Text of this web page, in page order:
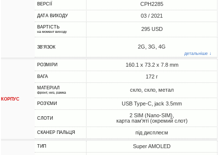
ВЕРСІЇ CPH2285
ДАТА ВИХОДУ 03 / 2021
ВАРТІСТЬ
на момент виходу 295 USD
ЗВ'ЯЗОК 2G, 3G, 4G
детальніше ↓
КОРПУС
РОЗМІРИ 160.1 x 73.2 x 7.8 mm
ВАГА 172 г
МАТЕРІАЛ
фронт, низ, рамка скло, скло, метал
РОЗ'ЄМИ USB Type-C, jack 3.5mm
СЛОТИ
2 SIM (Nano-SIM),
карта пам'яті (окремий слот)
СКАНЕР ПАЛЬЦЯ під дисплеєм
ТИП Super AMOLED